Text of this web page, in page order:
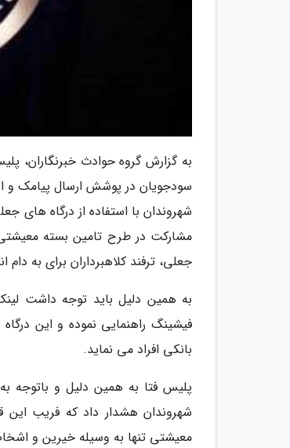
به گزارش گروه حوادث خبرنگاران،
سودجویان در پوشش ارسال پیامک و
شهروندان با استفاده از درگاه های
مشارکت در طرح تامین بسته معیشتی
جعلی، ترفند کلاهبرداران برای به
به همین دلیل باید توجه داشت
فیشینگ راهنمایی نموده و این
بانکی افراد می نماید.
پلیس فتا به همین دلیل و باتوجه
شهروندان هشدار داد که فریب این
معیشتی تنها به وسیله خیرین و